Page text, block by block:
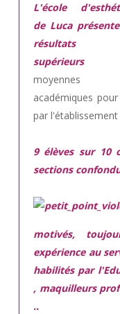
L'école
de Luca
résultats
supérieurs
moyennes
académiques
par l'établissement
9 élèves sur 10
sections
motivés,
expérience au
habilités par
, maquilleurs
..